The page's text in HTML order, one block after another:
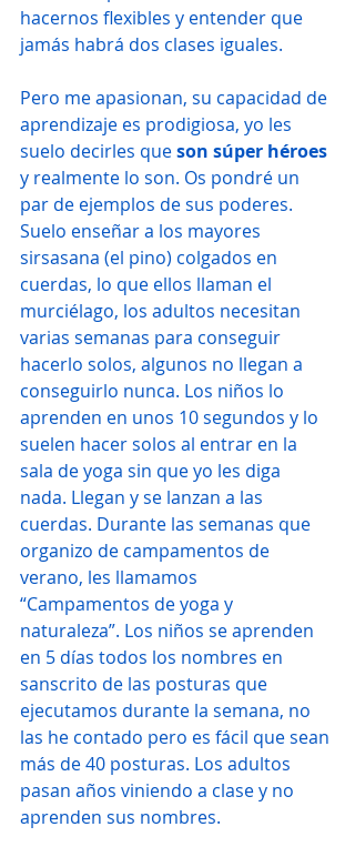
hacernos flexibles y entender que
jamás habrá dos clases iguales.
Pero me apasionan, su capacidad de
aprendizaje es prodigiosa, yo les
suelo decirles que son súper héroes
y realmente lo son. Os pondré un
par de ejemplos de sus poderes.
Suelo enseñar a los mayores
sirsasana (el pino) colgados en
cuerdas, lo que ellos llaman el
murciélago, los adultos necesitan
varias semanas para conseguir
hacerlo solos, algunos no llegan a
conseguirlo nunca. Los niños lo
aprenden en unos 10 segundos y lo
suelen hacer solos al entrar en la
sala de yoga sin que yo les diga
nada. Llegan y se lanzan a las
cuerdas. Durante las semanas que
organizo de campamentos de
verano, les llamamos
“Campamentos de yoga y
naturaleza”. Los niños se aprenden
en 5 días todos los nombres en
sanscrito de las posturas que
ejecutamos durante la semana, no
las he contado pero es fácil que sean
más de 40 posturas. Los adultos
pasan años viniendo a clase y no
aprenden sus nombres.